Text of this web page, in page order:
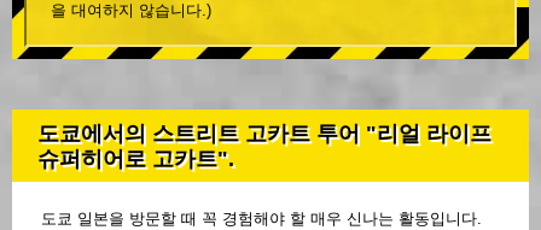
을 대여하지 않습니다.)
도쿄에서의 스트리트 고카트 투어 "리얼 라이프
슈퍼히어로 고카트".
도쿄 일본을 방문할 때 꼭 경험해야 할 매우 신나는 활동입니다.